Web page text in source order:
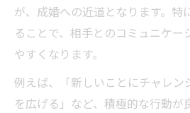
が、成婚への近道となります。特
ることで、相手とのコミュニケー
やすくなります。
例えば、「新しいことにチャレン
を広げる」など、積極的な行動が